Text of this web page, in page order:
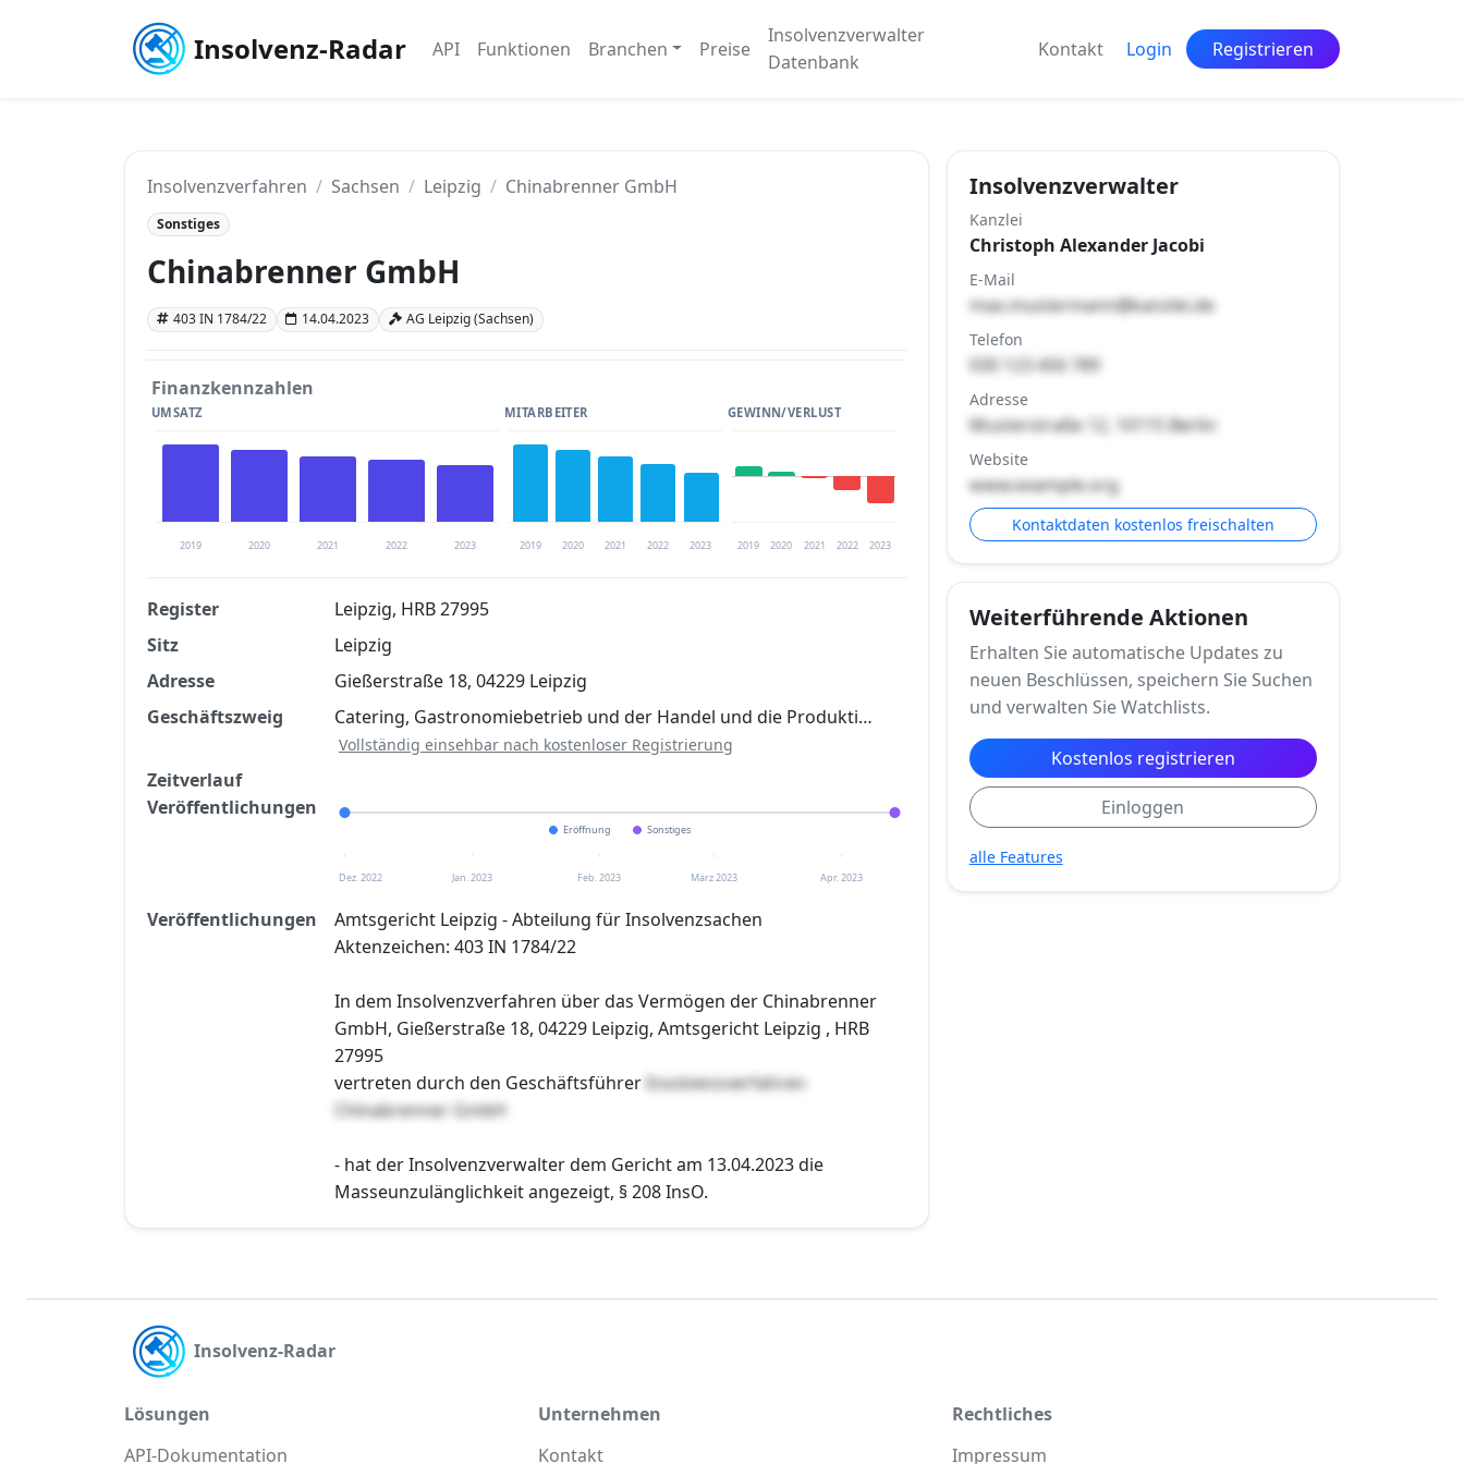
Insolvenz-Radar API Funktionen Branchen Preise
Insolvenzverwalter
Datenbank
Kontakt Login Registrieren
Insolvenzverfahren Sachsen Leipzig Chinabrenner GmbH
Sonstiges
Chinabrenner GmbH
403 IN 1784/22 14.04.2023 AG Leipzig (Sachsen)
Finanzkennzahlen
UMSATZ
2019 2020 2021 2022 2023
MITARBEITER
2019 2020 2021 2022 2023
GEWINN/VERLUST
2019 2020 2021 2022 2023
Finanzkennzahlen nach kostenloser Registrierung verfügbar
Jetzt kostenlos registrieren
Register
Leipzig, HRB 27995
Sitz
Leipzig
Adresse
Gießerstraße 18, 04229 Leipzig
Geschäftszweig
Catering, Gastronomiebetrieb und der Handel und die Produkti…
Vollständig einsehbar nach kostenloser Registrierung
Zeitverlauf
Veröffentlichungen
Eröffnung Sonstiges
Dez. 2022 Jan. 2023 Feb. 2023 März 2023 Apr. 2023
Veröffentlichungen
Amtsgericht Leipzig - Abteilung für Insolvenzsachen
Aktenzeichen: 403 IN 1784/22
In dem Insolvenzverfahren über das Vermögen der Chinabrenner
GmbH, Gießerstraße 18, 04229 Leipzig, Amtsgericht Leipzig , HRB
27995
vertreten durch den Geschäftsführer Insolvenzverfahren
Chinabrenner GmbH
- hat der Insolvenzverwalter dem Gericht am 13.04.2023 die
Masseunzulänglichkeit angezeigt, § 208 InsO.
Insolvenzverwalter
Kanzlei
Christoph Alexander Jacobi
E-Mail
max.mustermann@kanzlei.de
Telefon
030 123 456 789
Adresse
Musterstraße 12, 10115 Berlin
Website
www.example.org
Kontaktdaten kostenlos freischalten
Weiterführende Aktionen
Erhalten Sie automatische Updates zu
neuen Beschlüssen, speichern Sie Suchen
und verwalten Sie Watchlists.
Kostenlos registrieren
Einloggen
alle Features
Insolvenz-Radar
Lösungen
API-Dokumentation
Unternehmen
Kontakt
Rechtliches
Impressum